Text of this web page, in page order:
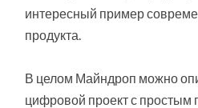
интересный пример
продукта.
В целом Майндроп можно
цифровой проект с простым